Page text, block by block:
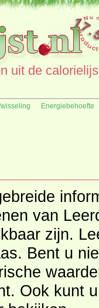
uit de
Energiebehoefte
45+ als deze
zijn.
. Bent u nieuwsgierig naar andere
ga dan
Ook kunt